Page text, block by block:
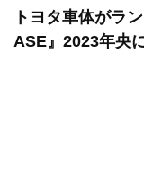
トヨタ車体がラ
ASE』2023年央